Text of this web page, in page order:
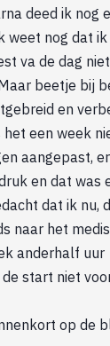
deed ik nog
weet nog dat
va de dag niet
beetje bij
en
het een week
aangepast, er
en dat was
dat ik nu,
naar het
anderhalf uur
start niet
op de